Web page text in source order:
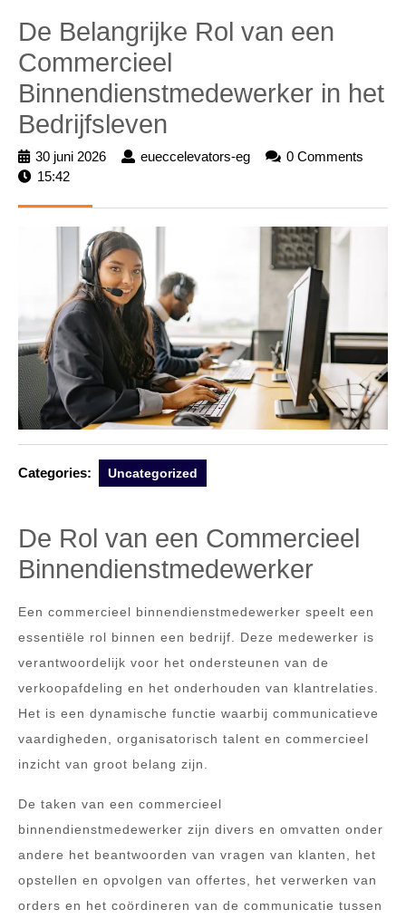
De Belangrijke Rol van een
Commercieel
Binnendienstmedewerker in het
Bedrijfsleven
30 juni 2026
30
eueccelevators-eg
eueccelevators-
0 Comments
15:42
Categories: Uncategorized
De Rol van een Commercieel
Binnendienstmedewerker
Een commercieel binnendienstmedewerker speelt een
essentiële rol binnen een bedrijf. Deze medewerker is
verantwoordelijk voor het ondersteunen van de
verkoopafdeling en het onderhouden van klantrelaties.
Het is een dynamische functie waarbij communicatieve
vaardigheden, organisatorisch talent en commercieel
inzicht van groot belang zijn.
De taken van een commercieel
binnendienstmedewerker zijn divers en omvatten onder
andere het beantwoorden van vragen van klanten, het
opstellen en opvolgen van offertes, het verwerken van
orders en het coördineren van de communicatie tussen